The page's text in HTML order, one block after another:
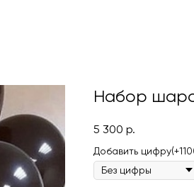
Набор
5 300 р.
Добавить